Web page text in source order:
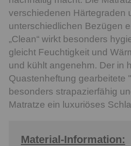
verschiedenen Härtegraden
unterschiedlichen Bezügen
„Clean“ wirkt besonders
gleicht Feuchtigkeit und
und kühlt angenehm. Der in
Quastenheftung gearbeitete
besonders strapazierfähig
Matratze ein luxuriöses
Material-Information: